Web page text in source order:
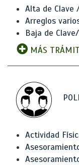
Alta de Clave
Arreglos
Baja de
MÁS
Actividad